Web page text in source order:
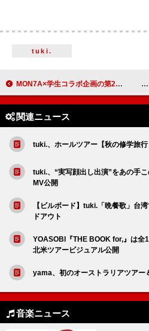
tuki.
MON7A×学生コラボ企画の第2弾、プロ演奏者による「僕のかわい子ちゃん」参考音源が公開
関連ニュース
tuki.、ホールツアー【秋の修学旅
tuki.、“実写顔出し出演”をあの手
MV公開
【ビルボード】tuki.「晩餐歌」台
ドアウト
YOASOBI『THE BOOK for,』は全
北米ツアービジュアル公開
yama、初のオーストラリアツアー
音楽ニュース